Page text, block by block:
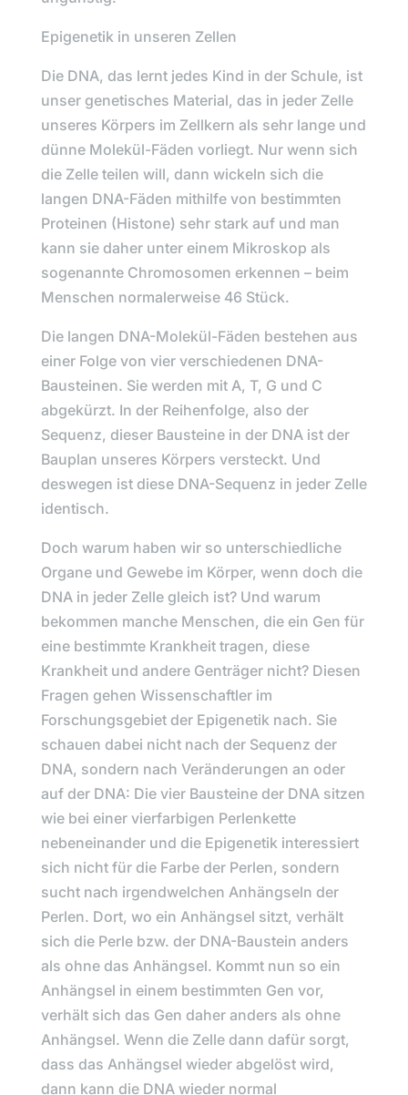
Epigenetik in unseren Zellen
Die DNA, das lernt jedes Kind in der Schule, ist
unser genetisches Material, das in jeder Zelle
unseres Körpers im Zellkern als sehr lange und
dünne Molekül-Fäden vorliegt. Nur wenn sich
die Zelle teilen will, dann wickeln sich die
langen DNA-Fäden mithilfe von bestimmten
Proteinen (Histone) sehr stark auf und man
kann sie daher unter einem Mikroskop als
sogenannte Chromosomen erkennen – beim
Menschen normalerweise 46 Stück.
Die langen DNA-Molekül-Fäden bestehen aus
einer Folge von vier verschiedenen DNA-
Bausteinen. Sie werden mit A, T, G und C
abgekürzt. In der Reihenfolge, also der
Sequenz, dieser Bausteine in der DNA ist der
Bauplan unseres Körpers versteckt. Und
deswegen ist diese DNA-Sequenz in jeder Zelle
identisch.
Doch warum haben wir so unterschiedliche
Organe und Gewebe im Körper, wenn doch die
DNA in jeder Zelle gleich ist? Und warum
bekommen manche Menschen, die ein Gen für
eine bestimmte Krankheit tragen, diese
Krankheit und andere Genträger nicht? Diesen
Fragen gehen Wissenschaftler im
Forschungsgebiet der Epigenetik nach. Sie
schauen dabei nicht nach der Sequenz der
DNA, sondern nach Veränderungen an oder
auf der DNA: Die vier Bausteine der DNA sitzen
wie bei einer vierfarbigen Perlenkette
nebeneinander und die Epigenetik interessiert
sich nicht für die Farbe der Perlen, sondern
sucht nach irgendwelchen Anhängseln der
Perlen. Dort, wo ein Anhängsel sitzt, verhält
sich die Perle bzw. der DNA-Baustein anders
als ohne das Anhängsel. Kommt nun so ein
Anhängsel in einem bestimmten Gen vor,
verhält sich das Gen daher anders als ohne
Anhängsel. Wenn die Zelle dann dafür sorgt,
dass das Anhängsel wieder abgelöst wird,
dann kann die DNA wieder normal